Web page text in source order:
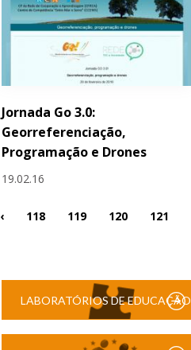
Jornada Go 3.0:
Georreferenciação,
Programação e Drones
19.02.16
‹ 118 119 120 121
LABORATÓRIOS DE EDUCAÇÃO